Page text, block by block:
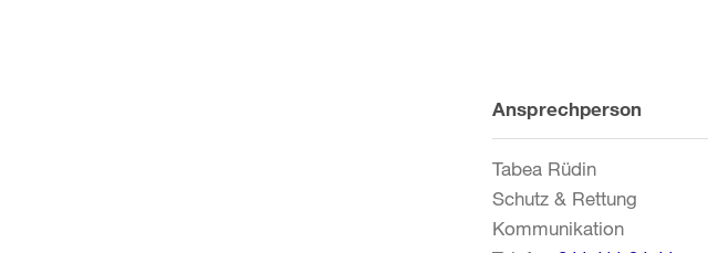
Weitere
Informationen
Ansprechperson
Tabea Rüdin
Schutz & Rettung
Kommunikation